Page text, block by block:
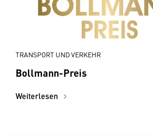
TRANSPORT UND VERKEHR
Bollmann-Preis
Weiterlesen